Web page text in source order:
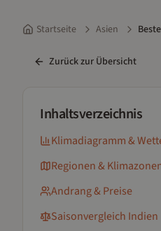
Startseite Asien
Zurück zur Übersicht
Inhaltsverzeichnis
Klimadiagramm &
Regionen &
Andrang & Preise
Saisonvergleich Indien